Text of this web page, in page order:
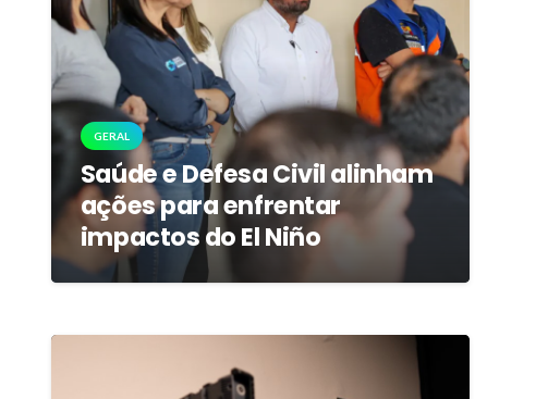
GERAL
Saúde e Defesa Civil alinham
ações para enfrentar
impactos do El Niño